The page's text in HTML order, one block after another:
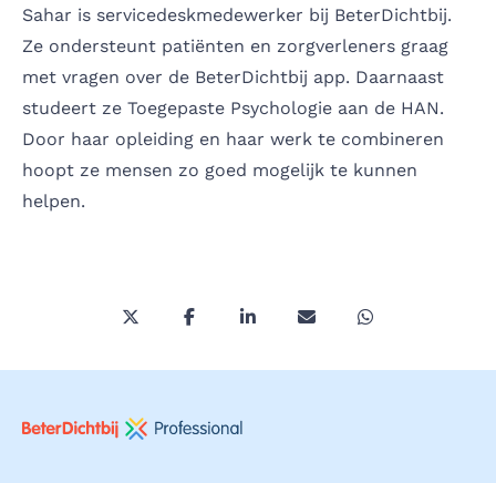
Sahar is servicedeskmedewerker bij BeterDichtbij.
Ze ondersteunt patiënten en zorgverleners graag
met vragen over de BeterDichtbij app. Daarnaast
studeert ze Toegepaste Psychologie aan de HAN.
Door haar opleiding en haar werk te combineren
hoopt ze mensen zo goed mogelijk te kunnen
helpen.
Deel deze pagina via Twitter/X
Deel deze pagina op Facebook
Deel deze pagina op
Deel deze pagina via
Deel deze